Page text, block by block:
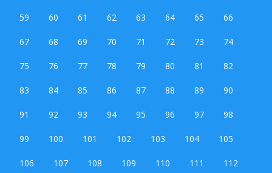
59 60 61 62 63 64 65 66
67 68 69 70 71 72 73 74
75 76 77 78 79 80 81 82
83 84 85 86 87 88 89 90
91 92 93 94 95 96 97 98
99 100 101 102 103 104 105
106 107 108 109 110 111 112